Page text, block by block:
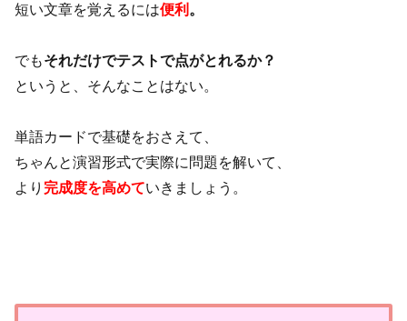
短い文章を覚えるには便利 。
でもそれだけでテストで点がとれるか？
というと、そんなことはない。
単語カードで基礎をおさえて、
ちゃんと演習形式で実際に問題を解いて、
より 完成度を高めていきましょう。